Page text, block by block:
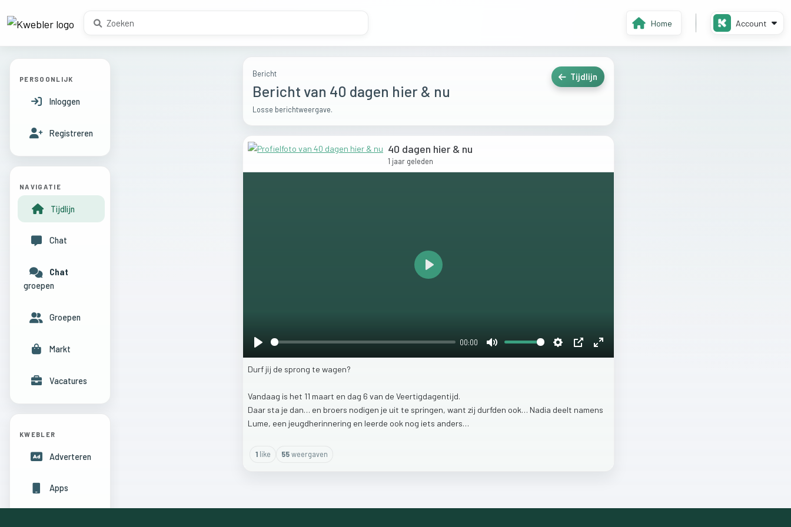
Home Account
Bericht
Bericht van 40 dagen hier & nu
Losse berichtweergave.
Tijdlijn
40 dagen hier & nu
1 jaar geleden
00:00
Play
Durf jij de sprong te wagen?
Vandaag is het 11 maart en dag 6 van de Veertigdagentijd.
Daar sta je dan… en broers nodigen je uit te springen, want zij durfden ook… Nadia deelt namens
Lume, een jeugdherinnering en leerde ook nog iets anders…
1like 55weergaven
PERSOONLIJK
Inloggen
Registreren
NAVIGATIE
Tijdlijn
Chat
Chat
groepen
Groepen
Markt
Vacatures
KWEBLER
Adverteren
Apps